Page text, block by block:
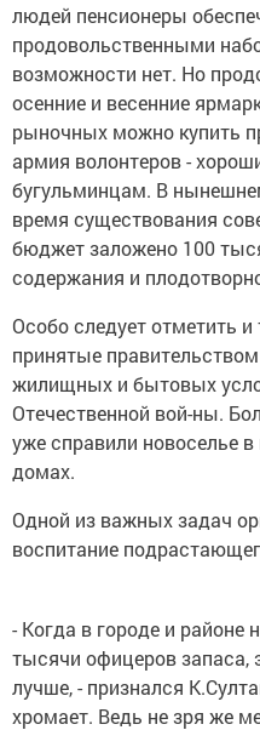
людей пенсионеры
продовольственными
возможности нет. Но
осенние и весенние
рыночных можно купить
армия волонтеров -
бугульминцам. В
время существования
бюджет заложено 100
содержания и
Особо следует отметить
принятые
жилищных и бытовых
Отечественной вой-ны.
уже справили новоселье
домах.
Одной из важных задач
воспитание
- Когда в городе и районе
тысячи офицеров запаса,
лучше, - признался
хромает. Ведь не зря же